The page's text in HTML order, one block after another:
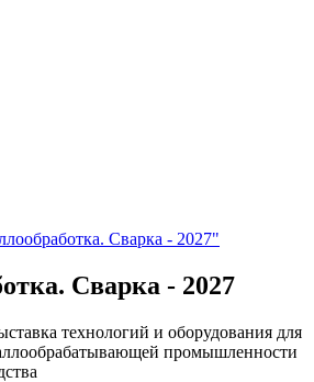
Сварка - 2027"
Сварка - 2027
технологий и оборудования для
промышленности